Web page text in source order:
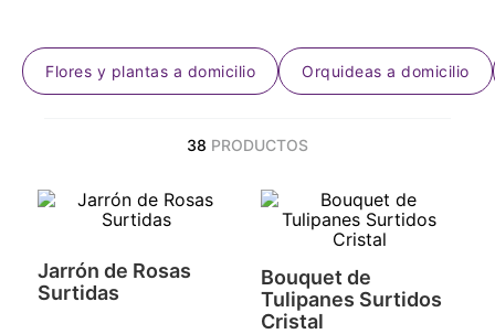
Flores y plantas a domicilio Orquideas a domicilio
38 PRODUCTOS
Jarrón de Rosas
Surtidas
Bouquet de
Tulipanes Surtidos
Cristal